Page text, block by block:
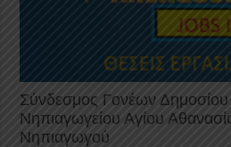
Σύνδεσμος Γονέων Δημοσίου
Νηπιαγωγείου Αγίου
Νηπιαγωγού